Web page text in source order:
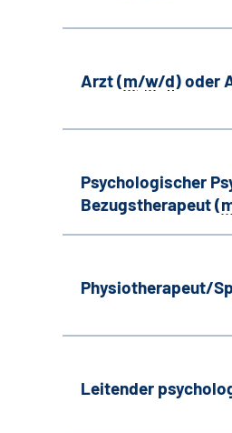
Arzt (m/w/d) oder
Psychologischer
Bezugstherapeut (
Physiotherapeut/
Leitender